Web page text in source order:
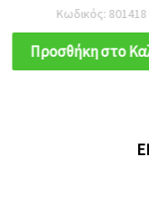
Κωδικός: 801418
Προσθήκη στο